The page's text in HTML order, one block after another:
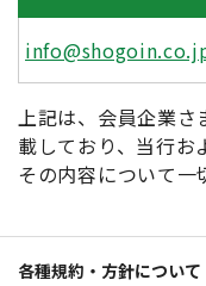
上記は、会員企業さ
載しており、当行お
その内容について一
各種規約・方針について